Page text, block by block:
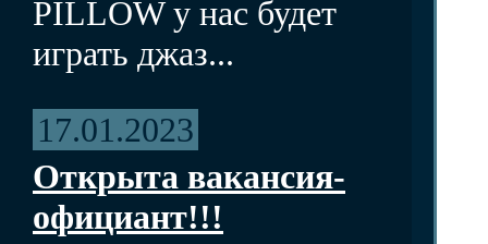
PILLOW у нас будет
играть джаз...
17.01.2023
Открыта вакансия-
официант!!!